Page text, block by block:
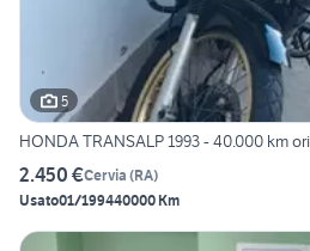
5
HONDA TRANSALP 1993 - 40.000 km
2.450 €Cervia (RA)
Usato01/199440000 Km